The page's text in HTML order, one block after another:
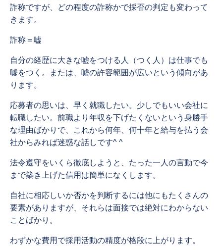
詐称ですが、どの程度の詐称かで採否の判定も変わって
きます。
詐称＝嘘
自分の経歴に大きな嘘をつける人（つく人）は仕事でも
嘘をつく。または、嘘の許容範囲が広いという傾向があ
ります。
応募者の思いは、早く就職したい。少しでもいい会社に
転職したい。前職より年収を下げたくないという身勝手
な理由ばかりで、これから何年、何十年と給与を払う会
社からみれば迷惑な話しです^ ^
法令遵守をいくら徹底しようと、たった一人の言動で今
まで築き上げた信用は簡単になくします。
自社に相応しいか否かを判断するには他にもたくさんの
要素がありますが、それらは面接では絶対にわからない
ことばかり。
わずかな費用で採用活動の精度が格段に上がります。